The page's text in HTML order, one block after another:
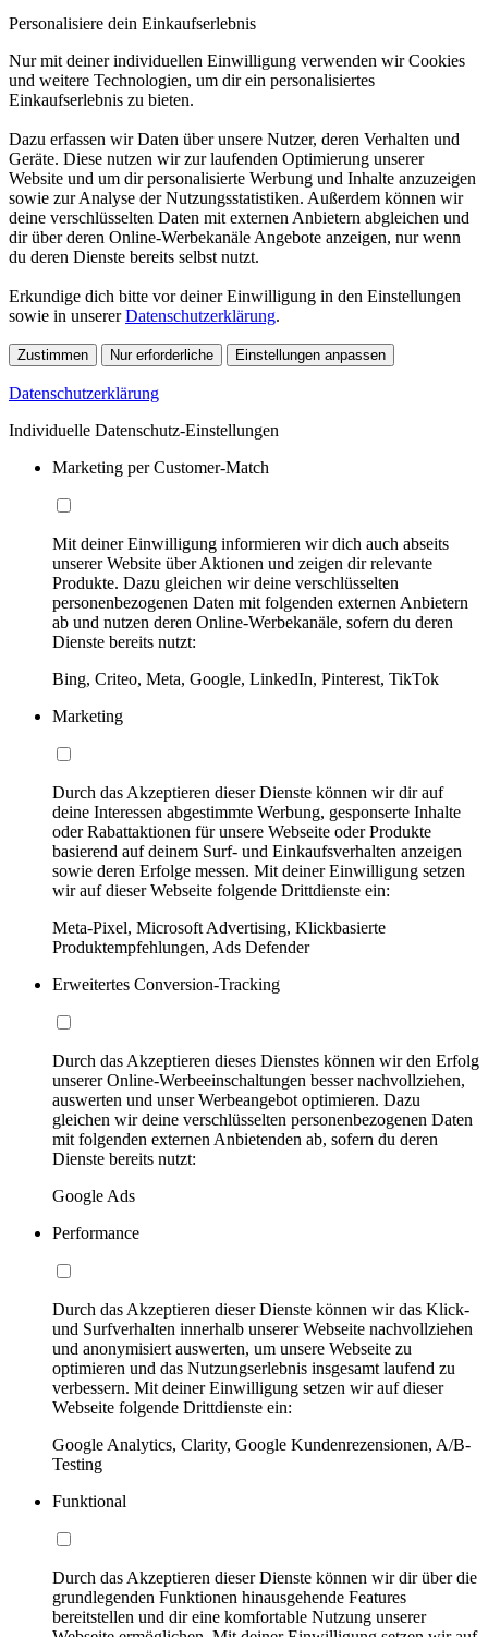
Personalisiere dein Einkaufserlebnis
Nur mit deiner individuellen Einwilligung verwenden wir Cookies
und weitere Technologien, um dir ein personalisiertes
Einkaufserlebnis zu bieten.
Dazu erfassen wir Daten über unsere Nutzer, deren Verhalten und
Geräte. Diese nutzen wir zur laufenden Optimierung unserer
Website und um dir personalisierte Werbung und Inhalte anzuzeigen
sowie zur Analyse der Nutzungsstatistiken. Außerdem können wir
deine verschlüsselten Daten mit externen Anbietern abgleichen und
dir über deren Online-Werbekanäle Angebote anzeigen, nur wenn
du deren Dienste bereits selbst nutzt.
Erkundige dich bitte vor deiner Einwilligung in den Einstellungen
sowie in unsererDatenschutzerklärung.
Zustimmen Nur erforderliche Einstellungen anpassen
Datenschutzerklärung
Individuelle Datenschutz-Einstellungen
Marketing per Customer-Match
Mit deiner Einwilligung informieren wir dich auch abseits
unserer Website über Aktionen und zeigen dir relevante
Produkte. Dazu gleichen wir deine verschlüsselten
personenbezogenen Daten mit folgenden externen Anbietern
ab und nutzen deren Online-Werbekanäle, sofern du deren
Dienste bereits nutzt:
Bing, Criteo, Meta, Google, LinkedIn, Pinterest, TikTok
Marketing
Durch das Akzeptieren dieser Dienste können wir dir auf
deine Interessen abgestimmte Werbung, gesponserte Inhalte
oder Rabattaktionen für unsere Webseite oder Produkte
basierend auf deinem Surf- und Einkaufsverhalten anzeigen
sowie deren Erfolge messen. Mit deiner Einwilligung setzen
wir auf dieser Webseite folgende Drittdienste ein:
Meta-Pixel, Microsoft Advertising, Klickbasierte
Produktempfehlungen, Ads Defender
Erweitertes Conversion-Tracking
Durch das Akzeptieren dieses Dienstes können wir den Erfolg
unserer Online-Werbeeinschaltungen besser nachvollziehen,
auswerten und unser Werbeangebot optimieren. Dazu
gleichen wir deine verschlüsselten personenbezogenen Daten
mit folgenden externen Anbietenden ab, sofern du deren
Dienste bereits nutzt:
Google Ads
Performance
Durch das Akzeptieren dieser Dienste können wir das Klick-
und Surfverhalten innerhalb unserer Webseite nachvollziehen
und anonymisiert auswerten, um unsere Webseite zu
optimieren und das Nutzungserlebnis insgesamt laufend zu
verbessern. Mit deiner Einwilligung setzen wir auf dieser
Webseite folgende Drittdienste ein:
Google Analytics, Clarity, Google Kundenrezensionen, A/B-
Testing
Funktional
Durch das Akzeptieren dieser Dienste können wir dir über die
grundlegenden Funktionen hinausgehende Features
bereitstellen und dir eine komfortable Nutzung unserer